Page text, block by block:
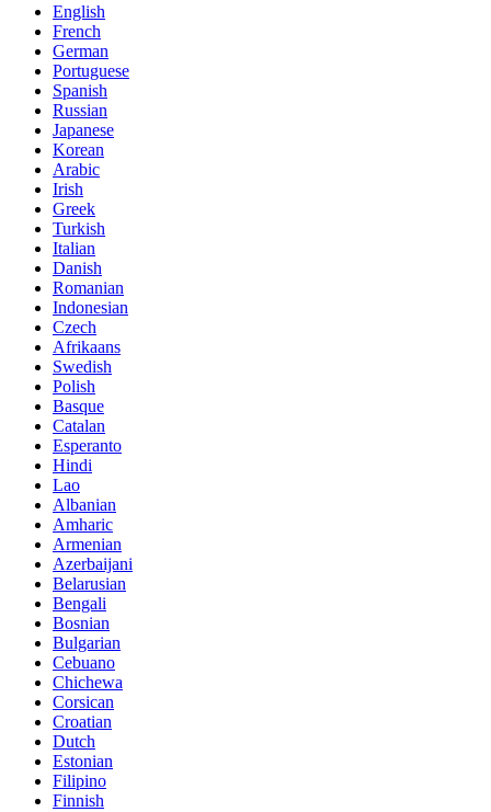
English
French
German
Portuguese
Spanish
Russian
Japanese
Korean
Arabic
Irish
Greek
Turkish
Italian
Danish
Romanian
Indonesian
Czech
Afrikaans
Swedish
Polish
Basque
Catalan
Esperanto
Hindi
Lao
Albanian
Amharic
Armenian
Azerbaijani
Belarusian
Bengali
Bosnian
Bulgarian
Cebuano
Chichewa
Corsican
Croatian
Dutch
Estonian
Filipino
Finnish